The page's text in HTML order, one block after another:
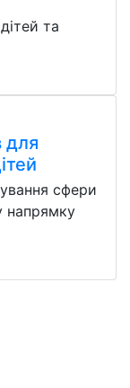
та
для
сфери
напрямку